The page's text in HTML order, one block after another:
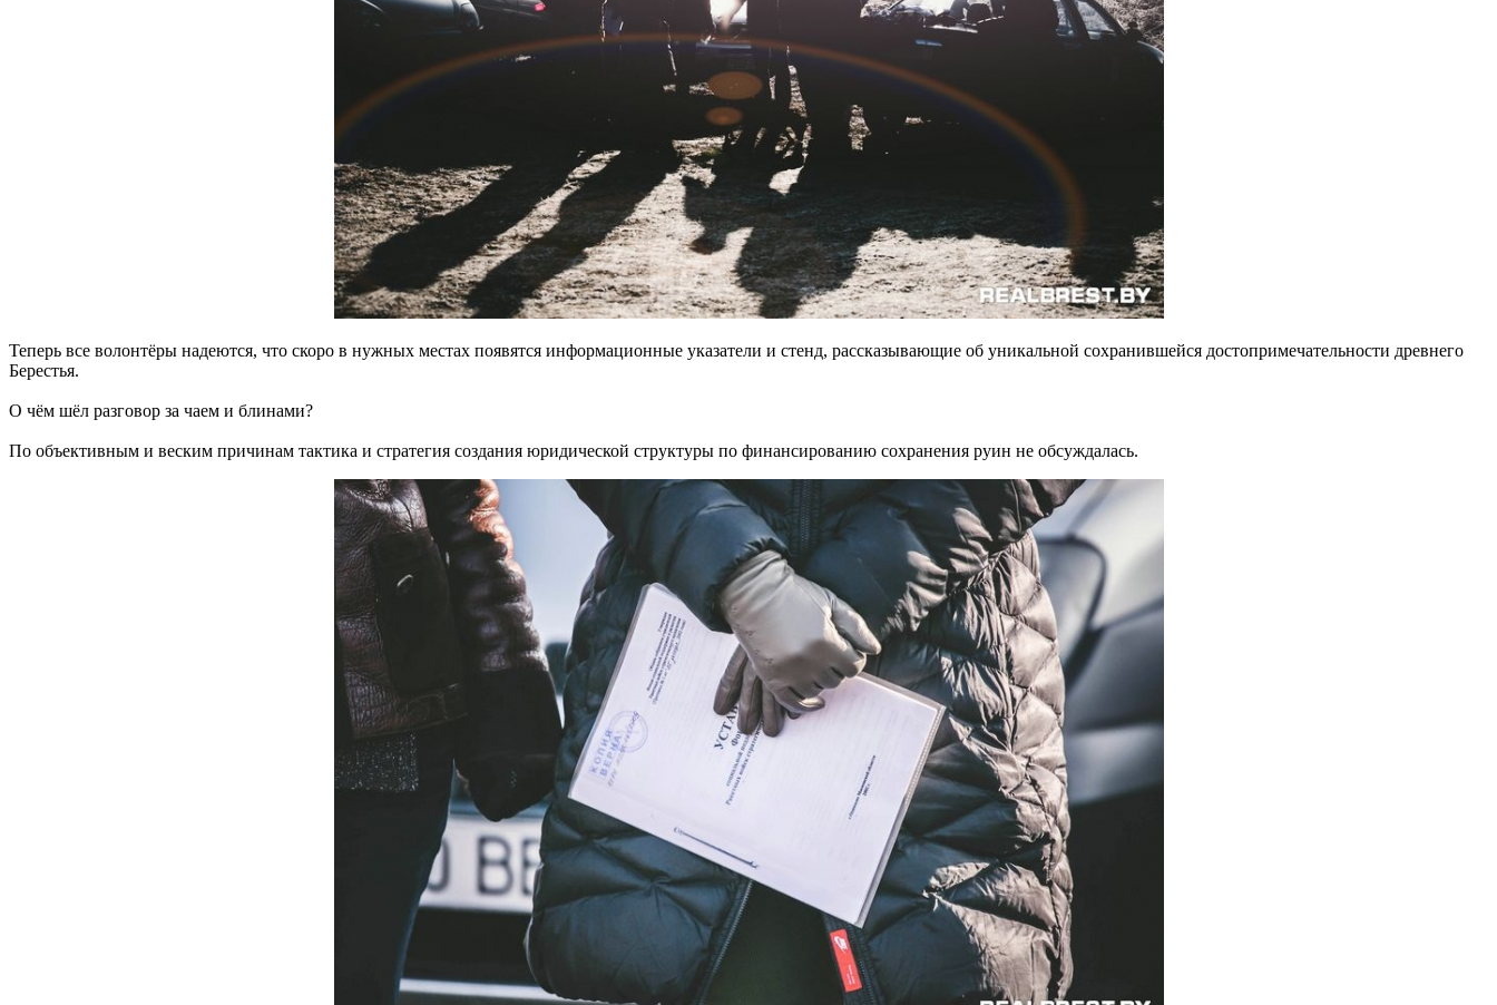
Теперь все волонтёры надеются, что скоро в нужных местах появятся информационные указатели и стенд, рассказывающие об уникальной сохранившейся достопримечательности древнего
Берестья.
О чём шёл разговор за чаем и блинами?
По объективным и веским причинам тактика и стратегия создания юридической структуры по финансированию сохранения руин не обсуждалась.